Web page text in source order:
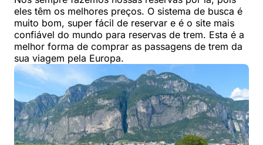
eles têm os melhores preços. O sistema de busca é
muito bom, super fácil de reservar e é o site mais
confiável do mundo para reservas de trem. Esta é a
melhor forma de comprar as passagens de trem da
sua viagem pela Europa.